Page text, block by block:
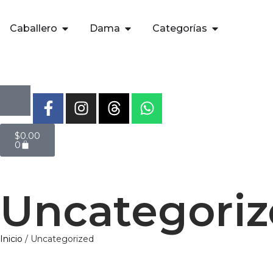
Caballero Dama Categorías
$0.00
0
Inicio / Uncategorized